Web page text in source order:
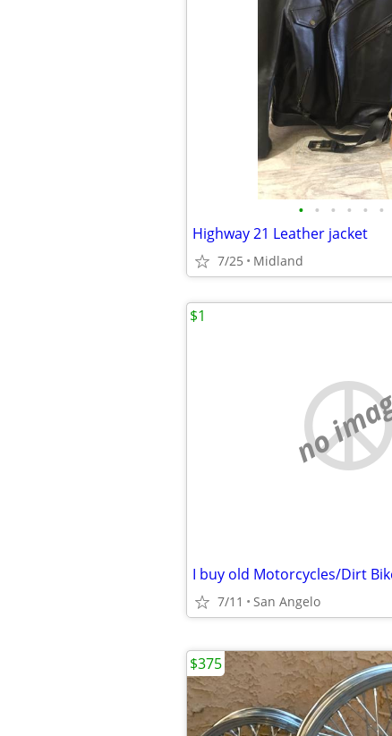
• • • • • •
Highway 21 Leather jacket
7/25 Midland
no
I buy old Motorcycles/Dirt
7/11 San Angelo
$1
$375